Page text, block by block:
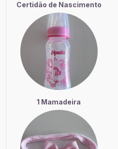
Certidão de Nascimento
1 Mamadeira